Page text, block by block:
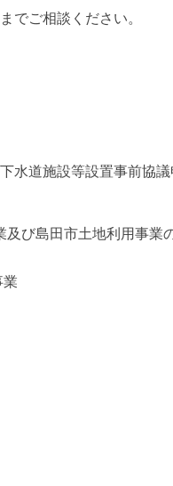
でご相談ください。
水道施設等設置事前協
及び島田市土地利用事業
業